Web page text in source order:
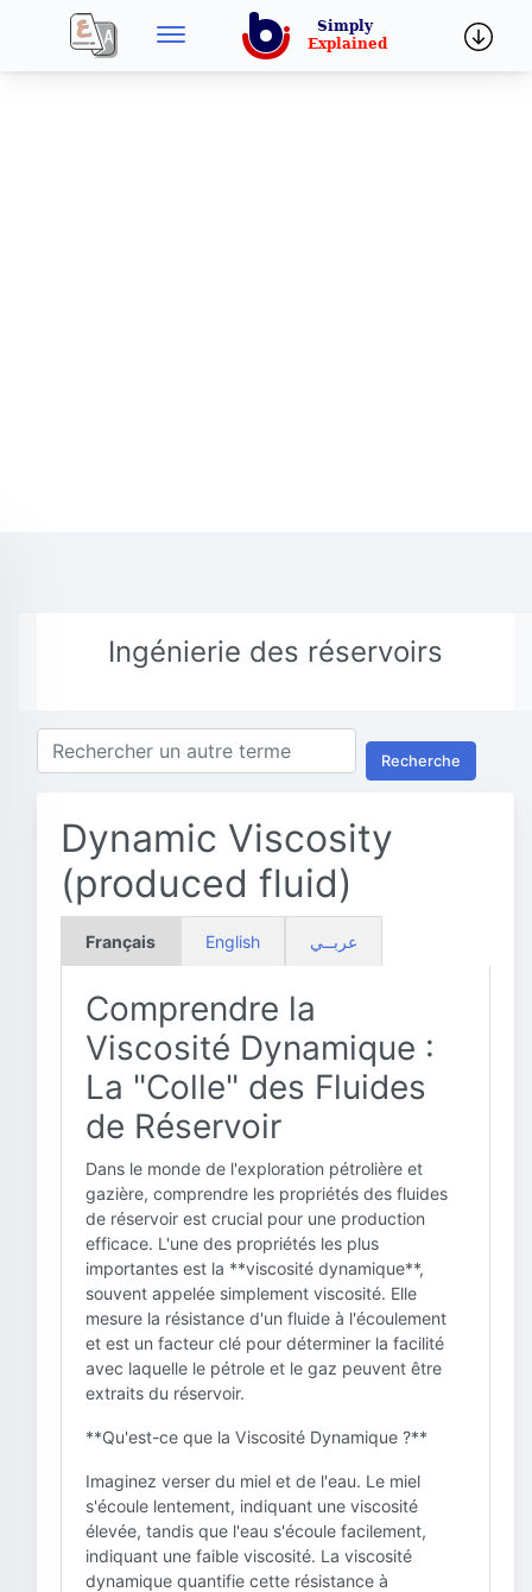
Ingénierie des réservoirs
Recherche
Dynamic Viscosity
(produced fluid)
Français English عربــي
Comprendre la
Viscosité Dynamique :
La "Colle" des Fluides
de Réservoir
Dans le monde de l'exploration pétrolière et
gazière, comprendre les propriétés des fluides
de réservoir est crucial pour une production
efficace. L'une des propriétés les plus
importantes est la **viscosité dynamique**,
souvent appelée simplement viscosité. Elle
mesure la résistance d'un fluide à l'écoulement
et est un facteur clé pour déterminer la facilité
avec laquelle le pétrole et le gaz peuvent être
extraits du réservoir.
**Qu'est-ce que la Viscosité Dynamique ?**
Imaginez verser du miel et de l'eau. Le miel
s'écoule lentement, indiquant une viscosité
élevée, tandis que l'eau s'écoule facilement,
indiquant une faible viscosité. La viscosité
dynamique quantifie cette résistance à